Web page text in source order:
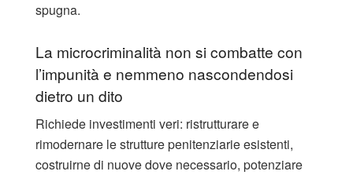
spugna.
La microcriminalità non si combatte con
l’impunità e nemmeno nascondendosi
dietro un dito
Richiede investimenti veri: ristrutturare e
rimodernare le strutture penitenziarie esistenti,
costruirne di nuove dove necessario, potenziare